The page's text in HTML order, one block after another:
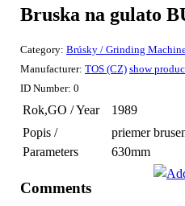
Bruska na gulato
Category: Brúsky / Grinding
Manufacturer: TOS (CZ) show
ID Number: 0
Rok,GO / Year
1989
Popis /
Parameters
priemer
630mm
Comments